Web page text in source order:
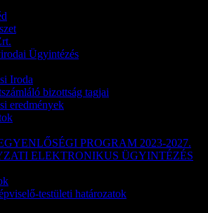
Ügyintézés
Iroda
bizottság tagjai
eredmények
PROGRAM 2023-2027.
ELEKTRONIKUS ÜGYINTÉZÉS
testületi határozatok